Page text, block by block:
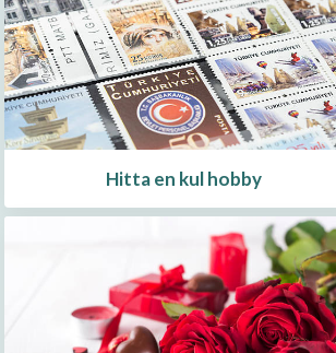
Hitta en kul hobby